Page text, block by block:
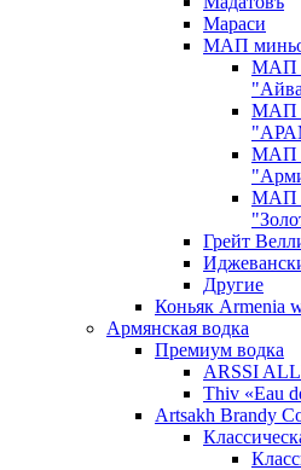
Мараси
МАП
МАП
МАП
МАП
МАП
Грейт
Другие
Коньяк Armenia
Армянская водка
Премиум водка
ARSSI
Thiv «Eau
Artsakh Brandy